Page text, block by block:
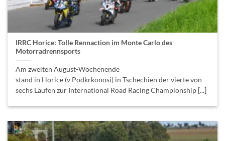
IRRC Horice: Tolle Rennaction im Monte Carlo des
Motorradrennsports
Am zweiten August-Wochenende
stand in Horice (v Podkrkonosi) in Tschechien der vierte von
sechs Läufen zur International Road Racing Championship [...]